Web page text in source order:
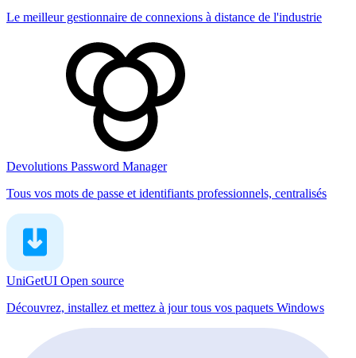
Le meilleur gestionnaire de connexions à distance de l'industrie
Devolutions Password Manager
Tous vos mots de passe et identifiants professionnels, centralisés
UniGetUI Open source
Découvrez, installez et mettez à jour tous vos paquets Windows